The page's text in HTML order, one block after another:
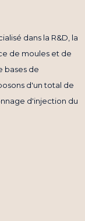
dans la R&D, la
de moules et de
bases de
d'un total de
d'injection du